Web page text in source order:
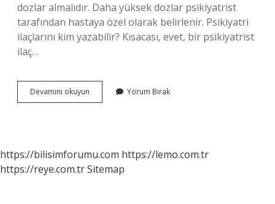
dozlar almalıdır. Daha yüksek dozlar psikiyatrist
tarafından hastaya özel olarak belirlenir. Psikiyatri
ilaçlarını kim yazabilir? Kısacası, evet, bir psikiyatrist
ilaç…
Devamını okuyun
Ilacı
Yorum Bırak
https://bilisimforumu.com https://lemo.com.tr
https://reye.com.trSitemap